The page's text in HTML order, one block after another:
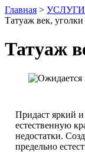
Главная > УСЛУГИ
Татуаж век, уголки
Татуаж
Придаст яркий и
естественную
недостатки.
предельно